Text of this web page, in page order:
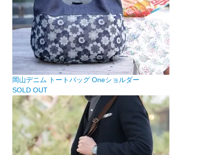
岡山デニム トートバッグ Oneショルダー
SOLD OUT